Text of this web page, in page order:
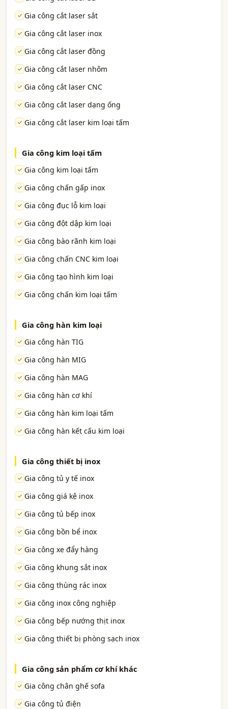
Gia công cắt laser sắt
Gia công cắt laser inox
Gia công cắt laser đồng
Gia công cắt laser nhôm
Gia công cắt laser CNC
Gia công cắt laser dạng ống
Gia công cắt laser kim loại tấm
Gia công kim loại tấm
Gia công kim loại tấm
Gia công chấn gấp inox
Gia công đục lỗ kim loại
Gia công đột dập kim loại
Gia công bào rãnh kim loại
Gia công chấn CNC kim loại
Gia công tạo hình kim loại
Gia công chấn kim loại tấm
Gia công hàn kim loại
Gia công hàn TIG
Gia công hàn MIG
Gia công hàn MAG
Gia công hàn cơ khí
Gia công hàn kim loại tấm
Gia công hàn kết cấu kim loại
Gia công thiết bị inox
Gia công tủ y tế inox
Gia công giá kệ inox
Gia công tủ bếp inox
Gia công bồn bể inox
Gia công xe đẩy hàng
Gia công khung sắt inox
Gia công thùng rác inox
Gia công inox công nghiệp
Gia công bếp nướng thịt inox
Gia công thiết bị phòng sạch inox
Gia công sản phẩm cơ khí khác
Gia công chân ghế sofa
Gia công tủ điện